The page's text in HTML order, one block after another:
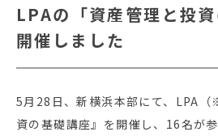
LPAの「資産管理と投
開催しました
5月28日、新横浜本部にて、LPA
資の基礎講座』を開催し、16名が参